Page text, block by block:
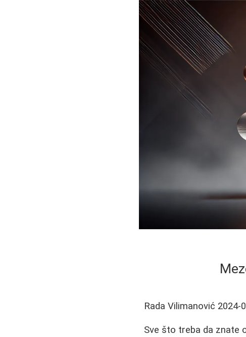
Rada Vilimanović 2024-
Sve što treba da znate